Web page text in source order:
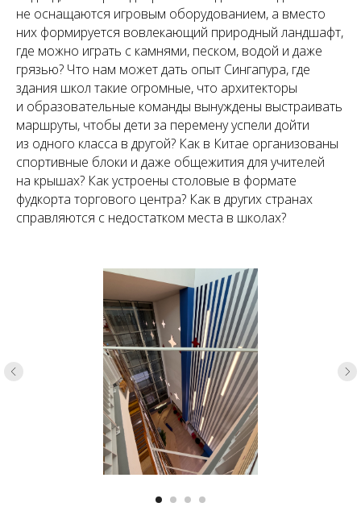
не оснащаются игровым оборудованием, а вместо
них формируется вовлекающий природный ландшафт,
где можно играть с камнями, песком, водой и даже
грязью? Что нам может дать опыт Сингапура, где
здания школ такие огромные, что архитекторы
и образовательные команды вынуждены выстраивать
маршруты, чтобы дети за перемену успели дойти
из одного класса в другой? Как в Китае организованы
спортивные блоки и даже общежития для учителей
на крышах? Как устроены столовые в формате
фудкорта торгового центра? Как в других странах
справляются с недостатком места в школах?